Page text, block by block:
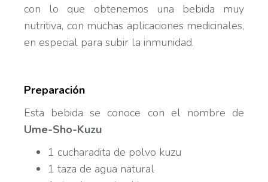
con lo que obtenemos una bebida muy
nutritiva, con muchas aplicaciones medicinales,
en especial para subir la inmunidad.
Preparación
Esta bebida se conoce con el nombre de
Ume-Sho-Kuzu
1 cucharadita de polvo kuzu
1 taza de agua natural